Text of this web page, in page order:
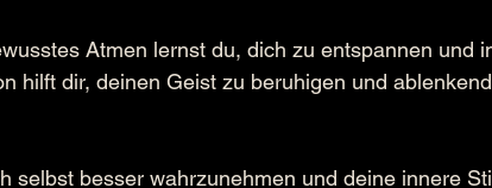
Atmen lernst du, dich zu entspannen und
hilft dir, deinen Geist zu beruhigen und
selbst besser wahrzunehmen und deine innere